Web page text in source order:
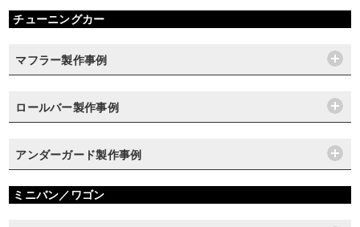
チューニングカー
マフラー製作事例
ロールバー製作事例
アンダーガード製作事例
ミニバン／ワゴン